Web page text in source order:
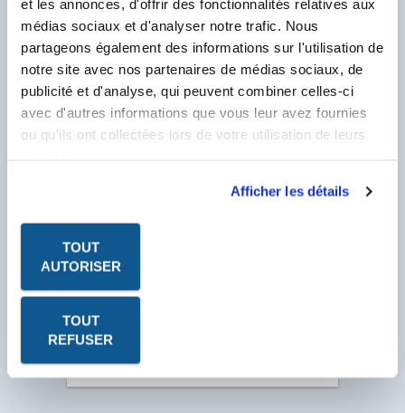
et les annonces, d'offrir des fonctionnalités relatives aux
médias sociaux et d'analyser notre trafic. Nous
partageons également des informations sur l'utilisation de
notre site avec nos partenaires de médias sociaux, de
publicité et d'analyse, qui peuvent combiner celles-ci
avec d'autres informations que vous leur avez fournies
ou qu'ils ont collectées lors de votre utilisation de leurs
Afficher les détails
TOUT
AUTORISER
TOUT
REFUSER
N° Compte Client
P.V. à télécharger sont au format PDF. Ce format nécessite
le logiciel Acrobat Reader. Cliquez sur l'icône pour le
télécharger.